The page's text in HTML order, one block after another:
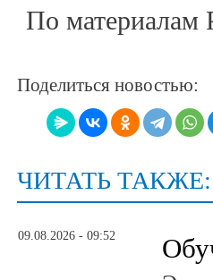
По материалам
Поделиться новостью:
ЧИТАТЬ ТАКЖЕ:
09.08.2026 - 09:52